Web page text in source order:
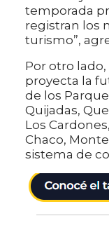
temporada
registran los
turismo”,
Por otro
proyecta la
de los
Quijadas,
Los
Chaco,
sistema de